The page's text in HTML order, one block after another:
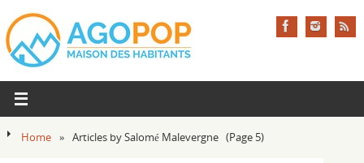
Home » Articles by Salomé Malevergne (Page 5)